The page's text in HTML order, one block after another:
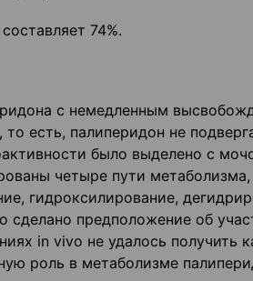
74%.
с немедленным
есть, палиперидон не
было выделено с
четыре пути метаболизма,
гидроксилирование,
сделано предположение об
in vivo не удалось получить
роль в метаболизме